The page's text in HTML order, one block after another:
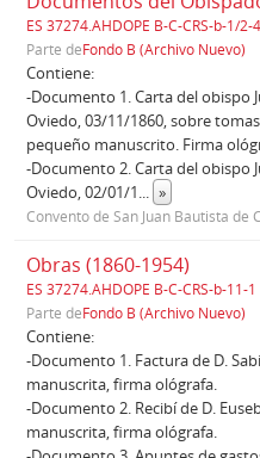
ES 37274.AHDOPE B-C-CRS-b-1/2-4
Parte deFondo B (Archivo Nuevo)
Contiene:
-Documento 1. Carta del obispo
Oviedo, 03/11/1860, sobre
pequeño manuscrito. Firma
-Documento 2. Carta del obispo
Oviedo, 02/01/1... »
Convento de San Juan Bautista de
Obras (1860-1954)
ES 37274.AHDOPE B-C-CRS-b-11-1
Parte deFondo B (Archivo Nuevo)
Contiene:
-Documento 1. Factura de D.
manuscrita, firma ológrafa.
-Documento 2. Recibí de D.
manuscrita, firma ológrafa.